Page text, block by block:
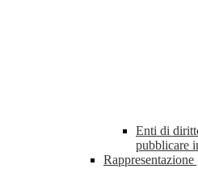
Enti di
pubblicare
Rappresentazione